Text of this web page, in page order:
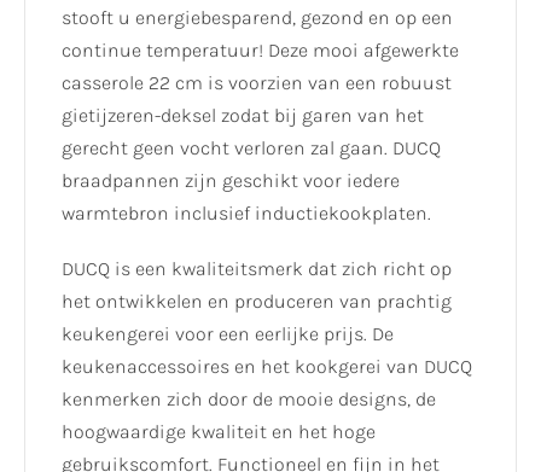
stooft u energiebesparend, gezond en op een
continue temperatuur! Deze mooi afgewerkte
casserole 22 cm is voorzien van een robuust
gietijzeren-deksel zodat bij garen van het
gerecht geen vocht verloren zal gaan. DUCQ
braadpannen zijn geschikt voor iedere
warmtebron inclusief inductiekookplaten.
DUCQ is een kwaliteitsmerk dat zich richt op
het ontwikkelen en produceren van prachtig
keukengerei voor een eerlijke prijs. De
keukenaccessoires en het kookgerei van DUCQ
kenmerken zich door de mooie designs, de
hoogwaardige kwaliteit en het hoge
gebruikscomfort. Functioneel en fijn in het